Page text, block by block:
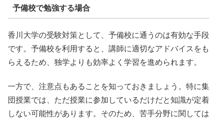
予備校で勉強する場合
香川大学の受験対策として、予備校に通うのは有効な手段
です。予備校を利用すると、講師に適切なアドバイスをも
らえるため、独学よりも効率よく学習を進められます。
一方で、注意点もあることを知っておきましょう。特に集
団授業では、ただ授業に参加しているだけだと知識が定着
しない可能性があります。そのため、苦手分野に関しては